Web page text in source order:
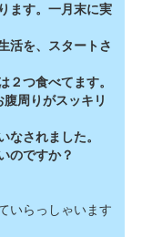
ます。一月末に実
活を、スタートさ
２つ食べてます。
周りがスッキリ
なされました。
のですか？
いらっしゃいます